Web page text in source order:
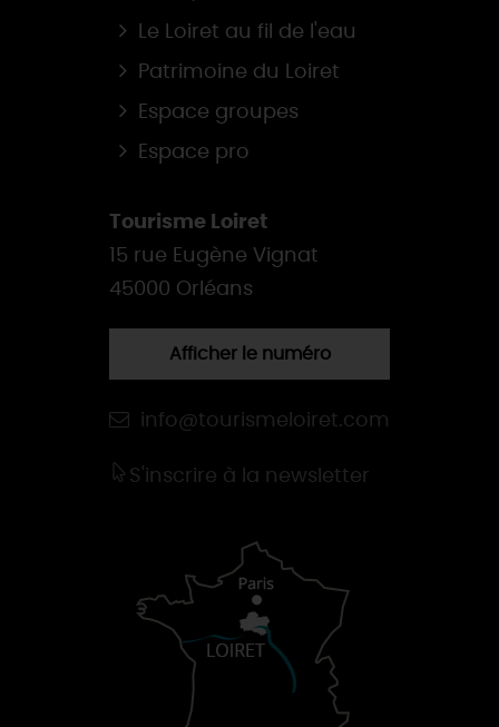
Le Loiret au fil de l'eau
Patrimoine du Loiret
Espace groupes
Espace pro
Tourisme Loiret
15 rue Eugène Vignat
45000 Orléans
Afficher le numéro
info@tourismeloiret.com
S'inscrire à la newsletter